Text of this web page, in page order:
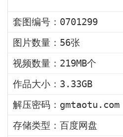
套图编号：0701299
图片数量：56张
视频数量：219MB个
作品大小：3.33GB
解压密码：gmtaotu.com
存储类型：百度网盘